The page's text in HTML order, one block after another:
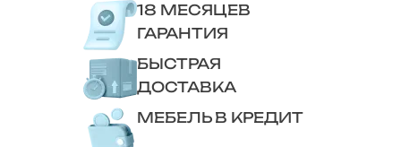
18 МЕСЯЦЕВ
ГАРАНТИЯ
БЫСТРАЯ
ДОСТАВКА
МЕБЕЛЬ В КРЕДИТ